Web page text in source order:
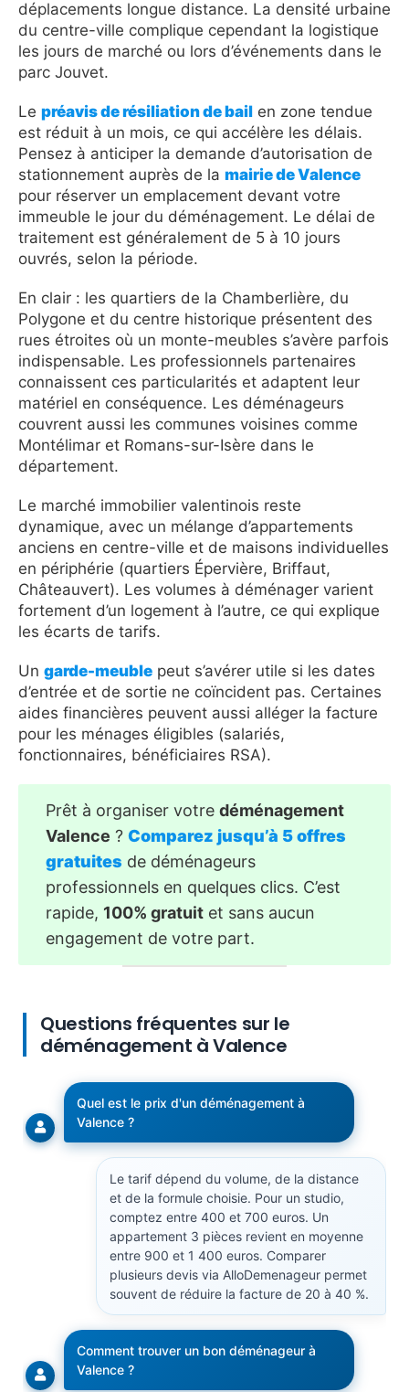
déplacements longue distance. La densité urbaine
du centre-ville complique cependant la logistique
les jours de marché ou lors d’événements dans le
parc Jouvet.
Le préavis de résiliation de bail en zone tendue
est réduit à un mois, ce qui accélère les délais.
Pensez à anticiper la demande d’autorisation de
stationnement auprès de la mairie de Valence
pour réserver un emplacement devant votre
immeuble le jour du déménagement. Le délai de
traitement est généralement de 5 à 10 jours
ouvrés, selon la période.
En clair : les quartiers de la Chamberlière, du
Polygone et du centre historique présentent des
rues étroites où un monte-meubles s’avère parfois
indispensable. Les professionnels partenaires
connaissent ces particularités et adaptent leur
matériel en conséquence. Les déménageurs
couvrent aussi les communes voisines comme
Montélimar et Romans-sur-Isère dans le
département.
Le marché immobilier valentinois reste
dynamique, avec un mélange d’appartements
anciens en centre-ville et de maisons individuelles
en périphérie (quartiers Épervière, Briffaut,
Châteauvert). Les volumes à déménager varient
fortement d’un logement à l’autre, ce qui explique
les écarts de tarifs.
Un garde-meuble peut s’avérer utile si les dates
d’entrée et de sortie ne coïncident pas. Certaines
aides financières peuvent aussi alléger la facture
pour les ménages éligibles (salariés,
fonctionnaires, bénéficiaires RSA).
Prêt à organiser votre déménagement
Valence ? Comparez jusqu’à 5 offres
gratuites de déménageurs
professionnels en quelques clics. C’est
rapide, 100% gratuit et sans aucun
engagement de votre part.
Questions fréquentes sur le
déménagement à Valence
Quel est le prix d'un déménagement à
Valence ?
Le tarif dépend du volume, de la distance
et de la formule choisie. Pour un studio,
comptez entre 400 et 700 euros. Un
appartement 3 pièces revient en moyenne
entre 900 et 1 400 euros. Comparer
plusieurs devis via AlloDemenageur permet
souvent de réduire la facture de 20 à 40 %.
Comment trouver un bon déménageur à
Valence ?